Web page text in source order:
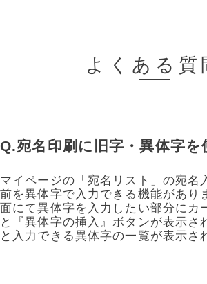
ご利用ガイド
年賀家族について
サービス詳細
はがきの常識・マナー
よくある質
宛名印刷に旧字・異体字を
マイページの「宛名リスト」の宛名
前を異体字で入力できる機能があり
面にて異体字を入力したい部分にカ
と『異体字の挿入』ボタンが表示さ
と入力できる異体字の一覧が表示さ